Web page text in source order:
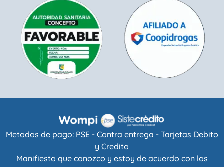
Metodos de pago: PSE - Contra entrega - Tarjetas Debito
y Credito
Manifiesto que conozco y estoy de acuerdo con los